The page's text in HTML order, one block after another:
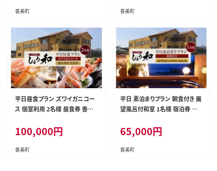
香美町 香美町
平日昼食プラン ズワイガニコー
ス 個室利用 2名様 昼食券 香美
100,000円
香美町
平日 素泊まりプラン 朝食付き 展
望風呂付和室 1名様 宿泊券 香
65,000円
香美町